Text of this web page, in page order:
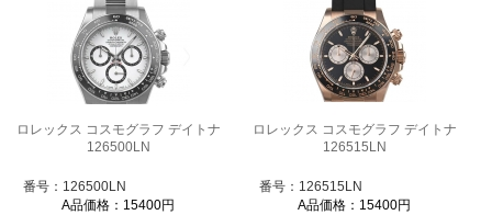
ロレックス コスモグラフ デイトナ
126500LN
番号：126500LN
A品価格：15400円
ロレックス コスモグラフ デイトナ
126515LN
番号：126515LN
A品価格：15400円